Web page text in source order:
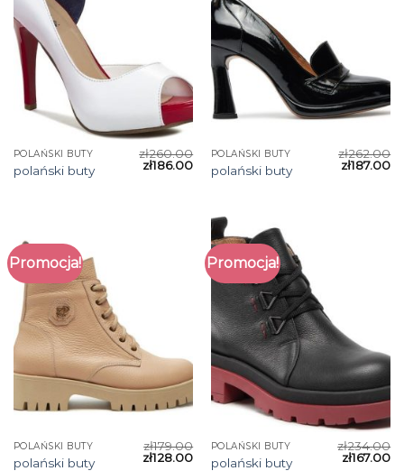
POLAŃSKI BUTY
polański buty
zł260.00
zł186.00
POLAŃSKI BUTY
polański buty
zł262.00
zł187.00
Promocja!
POLAŃSKI BUTY
polański buty
zł179.00
zł128.00
Promocja!
POLAŃSKI BUTY
polański buty
zł234.00
zł167.00